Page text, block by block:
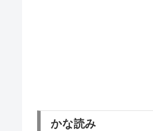
かな読み